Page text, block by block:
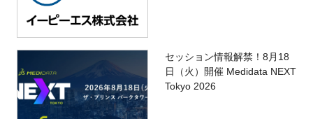
セッション情報解禁！8月18
日（火）開催 Medidata NEXT
Tokyo 2026